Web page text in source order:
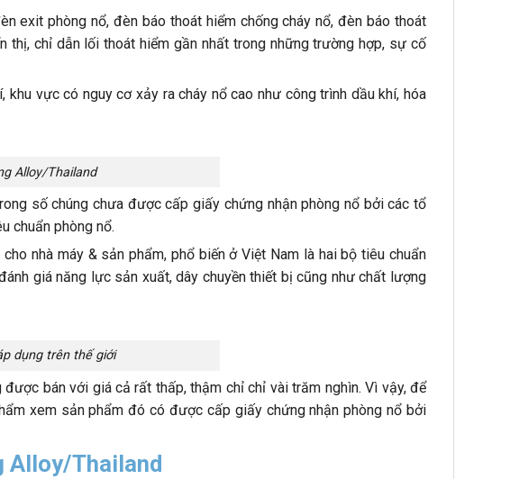
exit phòng nổ, đèn báo thoát hiểm chống cháy nổ, đèn báo thoát
chỉ dẫn lối thoát hiểm gần nhất trong những trường hợp, sự cố
vực có nguy cơ xảy ra cháy nổ cao như công trình dầu khí, hóa
Alloy/Thailand
số chúng chưa được cấp giấy chứng nhận phòng nổ bởi các tổ
chuẩn phòng nổ.
nhà máy & sản phẩm, phổ biến ở Việt Nam là hai bộ tiêu chuẩn
giá năng lực sản xuất, dây chuyền thiết bị cũng như chất lượng
dụng trên thế giới
bán với giá cả rất thấp, thậm chỉ chỉ vài trăm nghìn. Vì vậy, để
xem sản phẩm đó có được cấp giấy chứng nhận phòng nổ bởi
Alloy/Thailand